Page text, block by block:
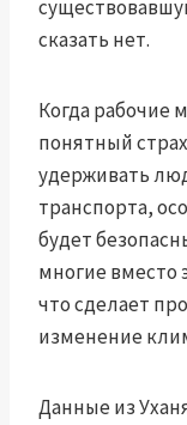
сказать нет.
Когда рабочие
понятный
удерживать
транспорта,
будет
многие вместо
что сделает
изменение
Данные из